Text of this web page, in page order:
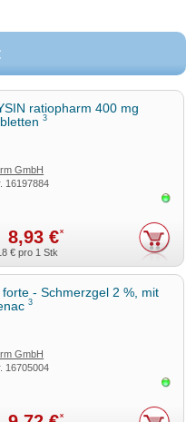
ratiopharm 400 mg
3
GmbH
16197884
8,93 €*
€ pro 1 Stk
forte - Schmerzgel 2 %, mit
3
GmbH
16705004
*